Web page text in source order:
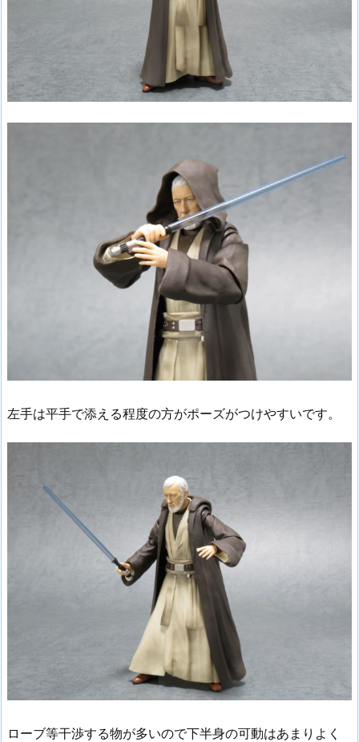
左手は平手で添える程度の方がポーズがつけやすいです。
ローブ等干渉する物が多いので下半身の可動はあまりよく